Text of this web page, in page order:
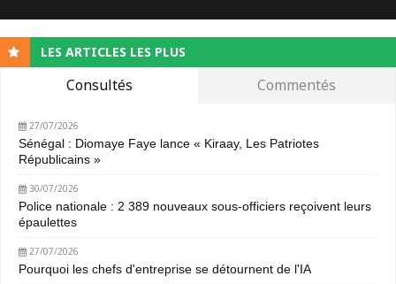
LES ARTICLES LES PLUS
Consultés Commentés
27/07/2026
Sénégal : Diomaye Faye lance « Kiraay, Les Patriotes
Républicains »
30/07/2026
Police nationale : 2 389 nouveaux sous-officiers reçoivent leurs
épaulettes
27/07/2026
Pourquoi les chefs d'entreprise se détournent de l'IA